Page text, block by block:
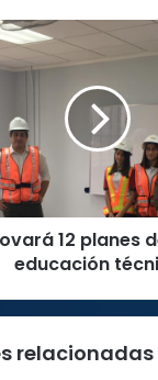
12 planes
educación
relacionadas